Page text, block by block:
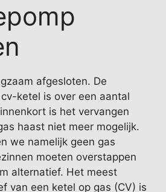
afgesloten. De
ketel is over een aantal
is het vervangen
haast niet meer mogelijk.
we namelijk geen gas
moeten overstappen
alternatief. Het meest
van een ketel op gas (CV) is